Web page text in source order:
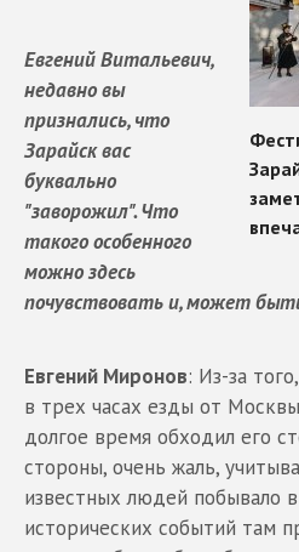
Евгений Витальевич,
недавно вы
признались, что
Зарайск вас
буквально
"заворожил". Что
такого особенного
можно здесь
почувствовать и, может
Евгений Миронов: Из-за
в трех часах езды от
долгое время обходил его
стороны, очень жаль,
известных людей побывало
исторических событий там